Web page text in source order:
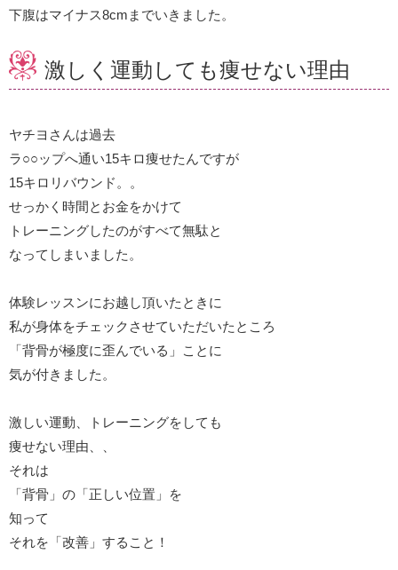
下腹はマイナス8cmまでいきました。
激しく運動しても痩せない理由
ヤチヨさんは過去
ラ○○ップへ通い15キロ痩せたんですが
15キロリバウンド。。
せっかく時間とお金をかけて
トレーニングしたのがすべて無駄と
なってしまいました。
体験レッスンにお越し頂いたときに
私が身体をチェックさせていただいたところ
「背骨が極度に歪んでいる」ことに
気が付きました。
激しい運動、トレーニングをしても
痩せない理由、、
それは
「背骨」の「正しい位置」を
知って
それを「改善」すること！